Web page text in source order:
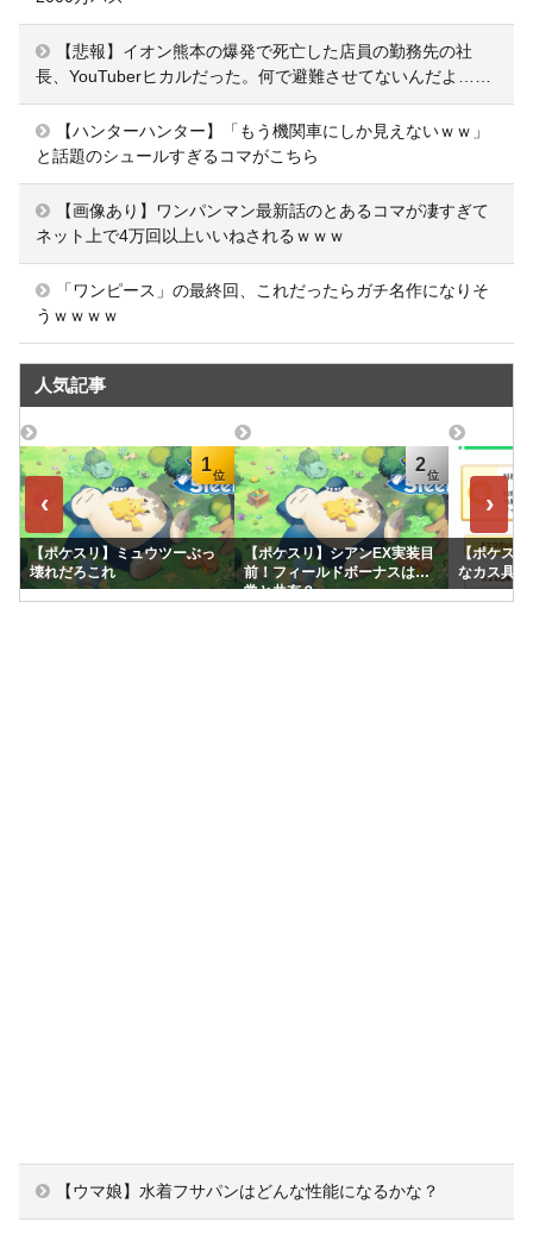
【悲報】イオン熊本の爆発で死亡した店員の勤務先の社
長、YouTuberヒカルだった。何で避難させてないんだよ……
【ハンターハンター】「もう機関車にしか見えないｗｗ」
と話題のシュールすぎるコマがこちら
【画像あり】ワンパンマン最新話のとあるコマが凄すぎて
ネット上で4万回以上いいねされるｗｗｗ
「ワンピース」の最終回、これだったらガチ名作になりそ
うｗｗｗｗ
人気記事
‹
1
【ポケスリ】ミュウツーぶっ
壊れだろこれ
2
【ポケスリ】シアンEX実装目
前！フィールドボーナスは通
常と共有？
【ポケス
なカス具合
›
【ウマ娘】水着フサパンはどんな性能になるかな？